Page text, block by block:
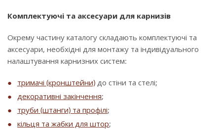
Комплектуючі та аксесуари для карнизів
Окрему частину каталогу складають комплектуючі та
аксесуари, необхідні для монтажу та індивідуального
налаштування карнизних систем:
тримачі (кронштейни) до стіни та стелі;
декоративні закінчення;
труби (штанги) та профілі;
кільця та жабки для штор;